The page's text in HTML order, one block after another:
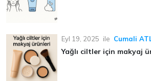
Eyl 19, 2025 ile Cumali
Yağlı ciltler için makyaj